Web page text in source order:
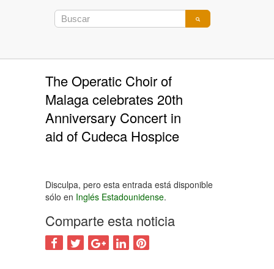
The Operatic Choir of
Malaga celebrates 20th
Anniversary Concert in
aid of Cudeca Hospice
Disculpa, pero esta entrada está disponible
sólo en Inglés Estadounidense.
Comparte esta noticia